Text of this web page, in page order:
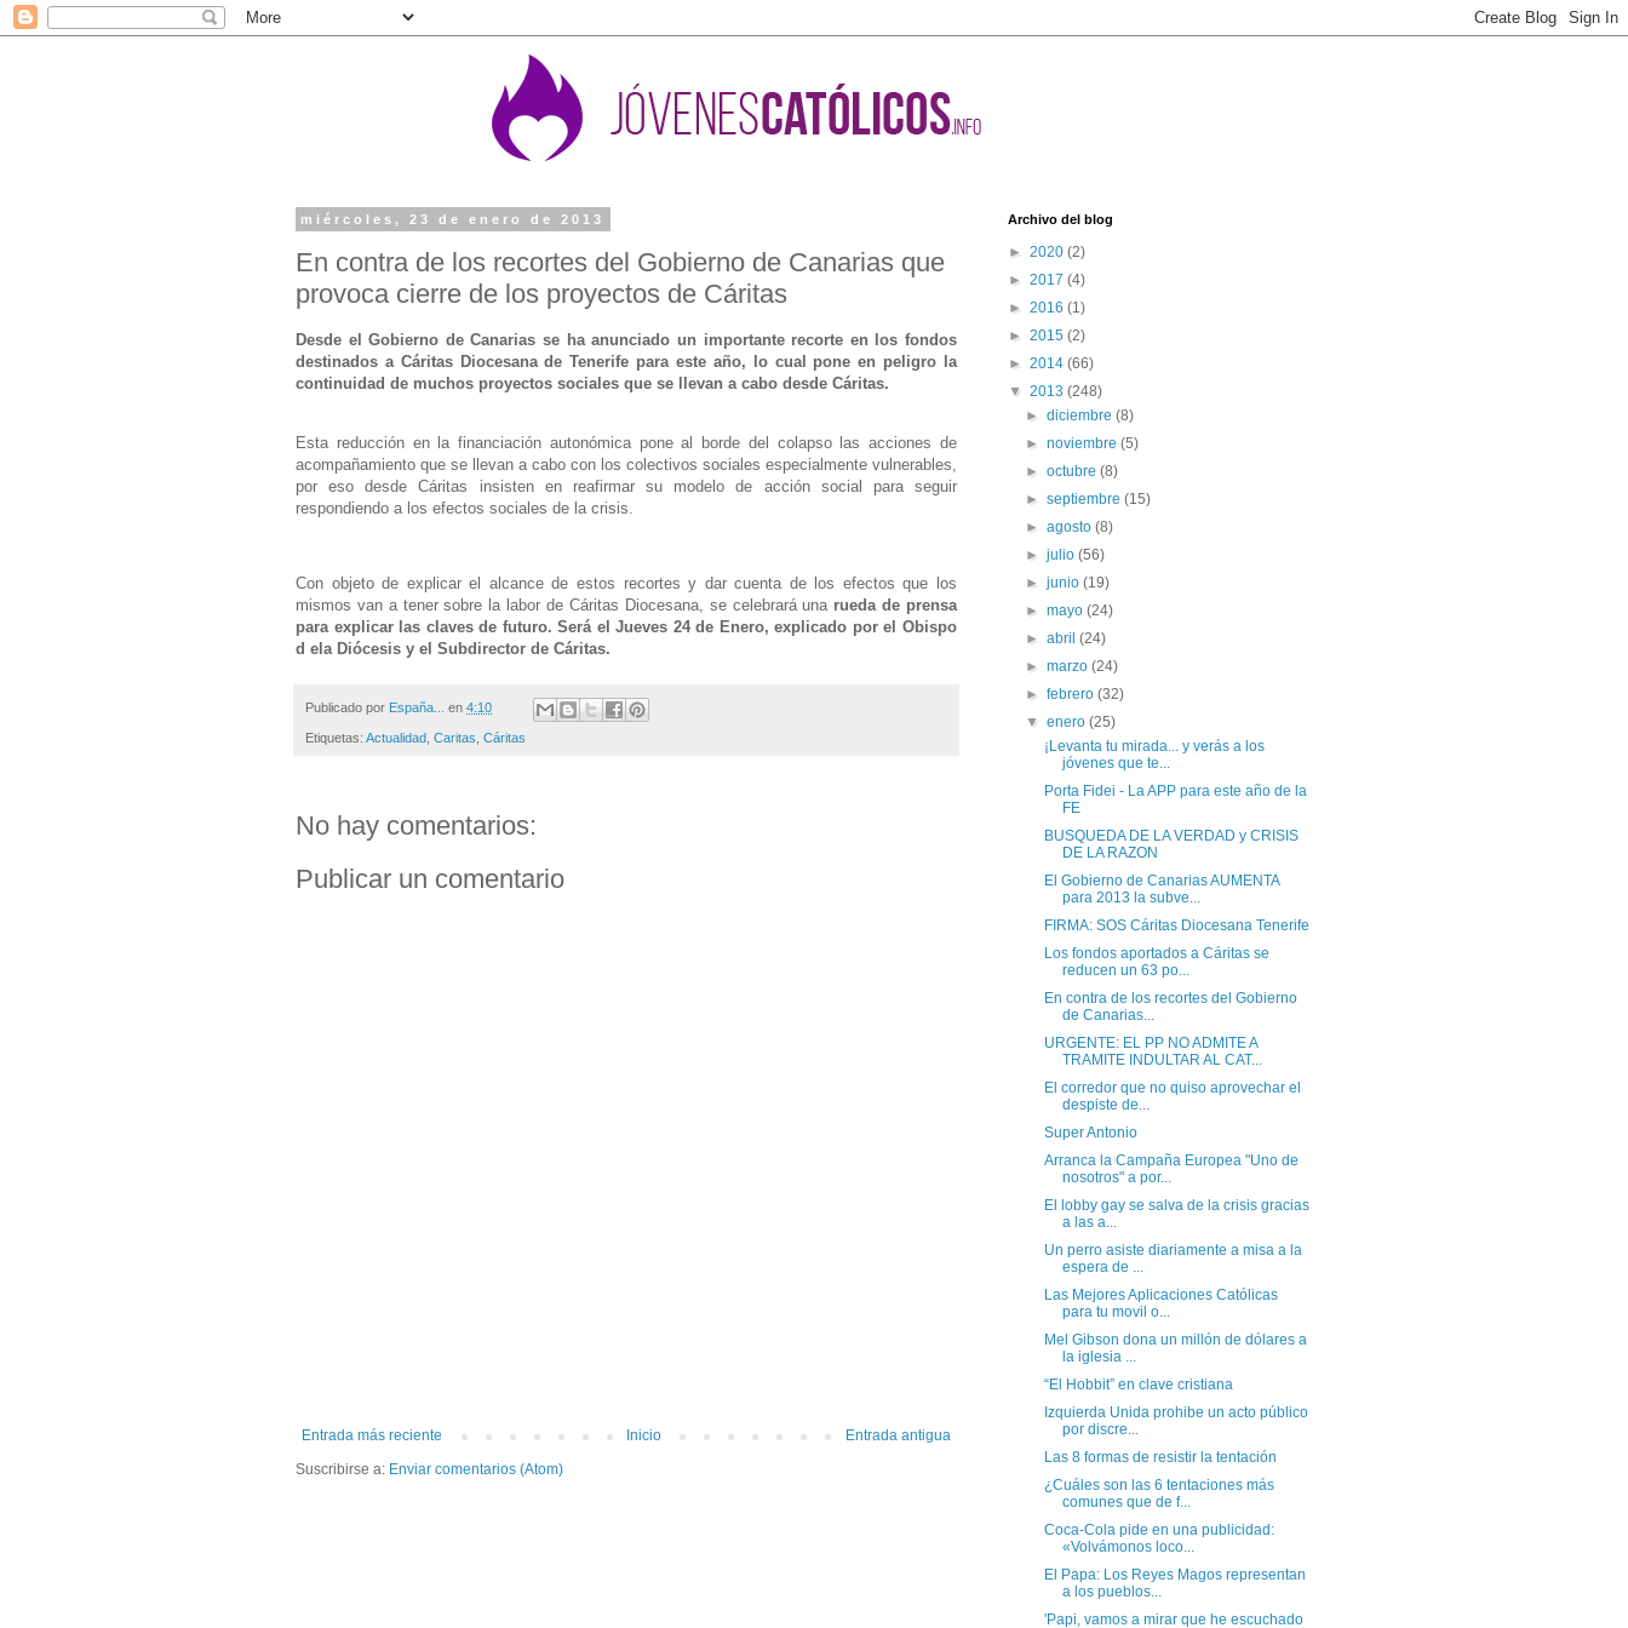
miércoles, 23 de enero de 2013
En contra de los recortes del Gobierno de Canarias que
provoca cierre de los proyectos de Cáritas
Desde el Gobierno de Canarias se ha anunciado un importante recorte en los fondos
destinados a Cáritas Diocesana de Tenerife para este año, lo cual pone en peligro la
continuidad de muchos proyectos sociales que se llevan a cabo desde Cáritas.
Esta reducción en la financiación autonómica pone al borde del colapso las acciones de
acompañamiento que se llevan a cabo con los colectivos sociales especialmente vulnerables,
por eso desde Cáritas insisten en reafirmar su modelo de acción social para seguir
respondiendo a los efectos sociales de la crisis.
Con objeto de explicar el alcance de estos recortes y dar cuenta de los efectos que los
mismos van a tener sobre la labor de Cáritas Diocesana, se celebrará unarueda de prensa
para explicar las claves de futuro. Será el Jueves 24 de Enero, explicado por el Obispo
d ela Diócesis y el Subdirector de Cáritas.
Publicado por España... en 4:10
Etiquetas: Actualidad Caritas Cáritas
No hay comentarios:
Publicar un comentario
Entrada más reciente Entrada antigua
Inicio
Suscribirse a: Enviar comentarios (Atom)
Archivo del blog
► 2020 (2)
► 2017 (4)
► 2016 (1)
► 2015 (2)
► 2014 (66)
▼ 2013 (248)
►diciembre(8)
►noviembre(5)
►octubre(8)
►septiembre(15)
►agosto(8)
►julio(56)
►junio(19)
►mayo(24)
►abril(24)
►marzo(24)
►febrero(32)
▼enero(25)
¡Levanta tu mirada... y verás a los
jóvenes que te...
Porta Fidei - La APP para este año de la
FE
BUSQUEDA DE LA VERDAD y CRISIS
DE LA RAZON
El Gobierno de Canarias AUMENTA
para 2013 la subve...
FIRMA: SOS Cáritas Diocesana Tenerife
Los fondos aportados a Cáritas se
reducen un 63 po...
En contra de los recortes del Gobierno
de Canarias...
URGENTE: EL PP NO ADMITE A
TRAMITE INDULTAR AL CAT...
El corredor que no quiso aprovechar el
despiste de...
Super Antonio
Arranca la Campaña Europea "Uno de
nosotros" a por...
El lobby gay se salva de la crisis gracias
a las a...
Un perro asiste diariamente a misa a la
espera de ...
Las Mejores Aplicaciones Católicas
para tu movil o...
Mel Gibson dona un millón de dólares a
la iglesia ...
“El Hobbit” en clave cristiana
Izquierda Unida prohibe un acto público
por discre...
Las 8 formas de resistir la tentación
¿Cuáles son las 6 tentaciones más
comunes que de f...
Coca-Cola pide en una publicidad:
«Volvámonos loco...
El Papa: Los Reyes Magos representan
a los pueblos...
'Papi, vamos a mirar que he escuchado